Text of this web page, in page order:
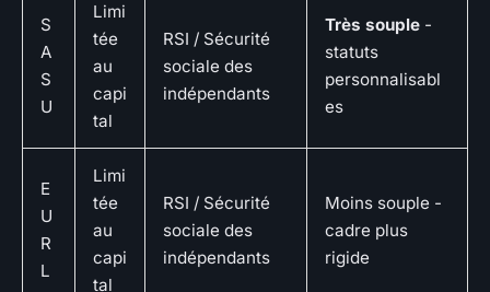
S
A
S
U
Limi
tée
au
capi
tal
RSI / Sécurité
sociale des
indépendants
Très souple -
statuts
personnalisabl
es
E
U
R
L
Limi
tée
au
capi
tal
RSI / Sécurité
sociale des
indépendants
Moins souple -
cadre plus
rigide